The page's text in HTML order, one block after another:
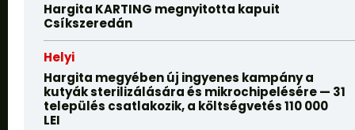
Hargita KARTING megnyitotta kapuit
Csíkszeredán
Helyi
Hargita megyében új ingyenes kampány a
kutyák sterilizálására és mikrochipelésére — 31
település csatlakozik, a költségvetés 110 000
LEI